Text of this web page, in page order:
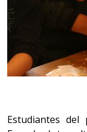
Estudiantes